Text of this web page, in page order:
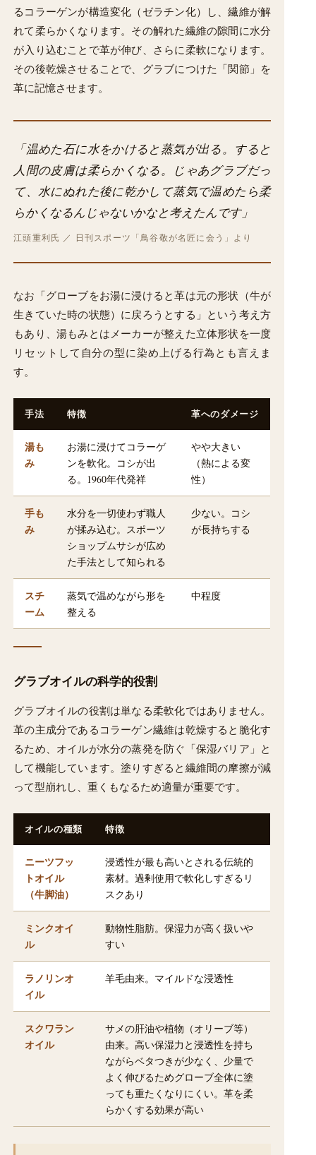
るコラーゲンが構造変化（ゼラチン化）し、繊維が解
れて柔らかくなります。その解れた繊維の隙間に水分
が入り込むことで革が伸び、さらに柔軟になります。
その後乾燥させることで、グラブにつけた「関節」を
革に記憶させます。
「温めた石に水をかけると蒸気が出る。すると
人間の皮膚は柔らかくなる。じゃあグラブだっ
て、水にぬれた後に乾かして蒸気で温めたら柔
らかくなるんじゃないかなと考えたんです」
江頭重利氏 ／ 日刊スポーツ「鳥谷敬が名匠に会う」より
なお「グローブをお湯に浸けると革は元の形状（牛が
生きていた時の状態）に戻ろうとする」という考え方
もあり、湯もみとはメーカーが整えた立体形状を一度
リセットして自分の型に染め上げる行為とも言えま
す。
手法 特徴 革へのダメージ
湯も
み
お湯に浸けてコラーゲ
ンを軟化。コシが出
る。1960年代発祥
やや大きい
（熱による変
性）
手も
み
水分を一切使わず職人
が揉み込む。スポーツ
ショップムサシが広め
た手法として知られる
少ない。コシ
が長持ちする
スチ
ーム
蒸気で温めながら形を
整える
中程度
グラブオイルの科学的役割
グラブオイルの役割は単なる柔軟化ではありません。
革の主成分であるコラーゲン繊維は乾燥すると脆化す
るため、オイルが水分の蒸発を防ぐ「保湿バリア」と
して機能しています。塗りすぎると繊維間の摩擦が減
って型崩れし、重くもなるため適量が重要です。
オイルの種類 特徴
ニーツフッ
トオイル
（牛脚油）
浸透性が最も高いとされる伝統的
素材。過剰使用で軟化しすぎるリ
スクあり
ミンクオイ
ル
動物性脂肪。保湿力が高く扱いや
すい
ラノリンオ
イル
羊毛由来。マイルドな浸透性
スクワラン
オイル
サメの肝油や植物（オリーブ等）
由来。高い保湿力と浸透性を持ち
ながらベタつきが少なく、少量で
よく伸びるためグローブ全体に塗
っても重たくなりにくい。革を柔
らかくする効果が高い